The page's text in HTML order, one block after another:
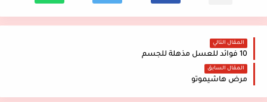
المقال التالي
10 فوائد للعسل مذهلة للجسم
المقال السابق
مرض هاشيموتو